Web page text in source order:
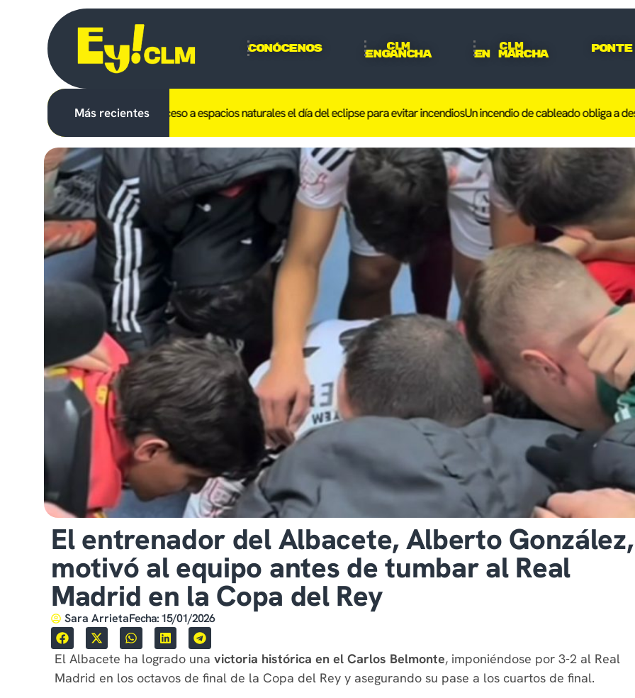
Conócenos CLM
Engancha
CLM
En Marcha
Más recientes
LM el uso del fuego y el acceso a espacios naturales el día del eclipse para evitar incendiosUn incendio de cableado obliga a desalojar
El entrenador del Albacete, Alberto González,
motivó al equipo antes de tumbar al Real
Madrid en la Copa del Rey
Sara ArrietaFecha:15/01/2026
El Albacete ha logrado una victoria histórica en el Carlos Belmonte, imponiéndose por 3-2 al Real
Madrid en los octavos de final de la Copa del Rey y asegurando su pase a los cuartos de final.